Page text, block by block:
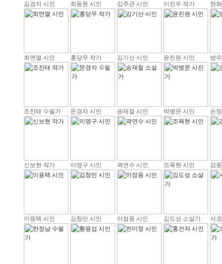
김경자 시인 최동현 시인 김주관 시인 이진우 작가 한
최면열 시인 홍당무 작가 김기산 시인 윤진원 시인 방
조진태 수필가 문경자 시인 송재철 시인 박병문 시인 손
신보현 작가 이영구 시인 곽연수 시인 조육현 시인 김
이용택 시인 김창민 시인 이정용 시인 김도성 소설가 서